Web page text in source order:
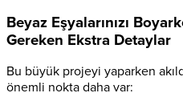
Beyaz Eşyalarınızı
Gereken Ekstra Detaylar
Bu büyük projeyi yaparken
önemli nokta daha var: